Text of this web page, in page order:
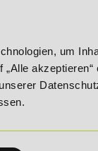
um
akzeptieren“